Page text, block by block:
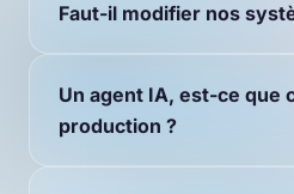
Faut-il modifier nos
Un agent IA, est-ce que
production ?